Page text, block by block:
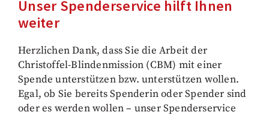
Unser Spenderservice hilft Ihnen
weiter
Herzlichen Dank, dass Sie die Arbeit der
Christoffel-Blindenmission (CBM) mit einer
Spende unterstützen bzw. unterstützen wollen.
Egal, ob Sie bereits Spenderin oder Spender sind
oder es werden wollen – unser Spenderservice